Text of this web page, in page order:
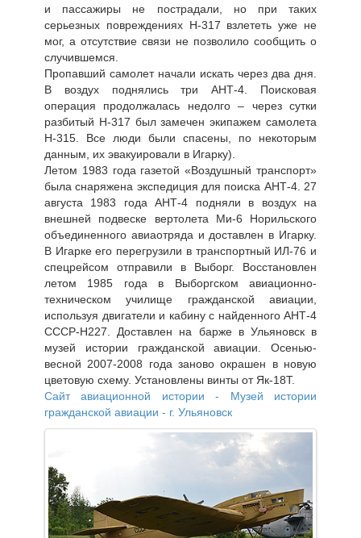
и пассажиры не пострадали, но при таких
серьезных повреждениях Н-317 взлететь уже не
мог, а отсутствие связи не позволило сообщить о
случившемся.
Пропавший самолет начали искать через два дня.
В воздух поднялись три АНТ-4. Поисковая
операция продолжалась недолго – через сутки
разбитый Н-317 был замечен экипажем самолета
Н-315. Все люди были спасены, по некоторым
данным, их эвакуировали в Игарку).
Летом 1983 года газетой «Воздушный транспорт»
была снаряжена экспедиция для поиска АНТ-4. 27
августа 1983 года АНТ-4 подняли в воздух на
внешней подвеске вертолета Ми-6 Норильского
объединенного авиаотряда и доставлен в Игарку.
В Игарке его перегрузили в транспортный ИЛ-76 и
спецрейсом отправили в Выборг. Восстановлен
летом 1985 года в Выборгском авиационно-
техническом училище гражданской авиации,
используя двигатели и кабину с найденного АНТ-4
СССР-Н227. Доставлен на барже в Ульяновск в
музей истории гражданской авиации. Осенью-
весной 2007-2008 года заново окрашен в новую
цветовую схему. Установлены винты от Як-18Т.
Сайт авиационной истории - Музей истории
гражданской авиации - г. Ульяновск